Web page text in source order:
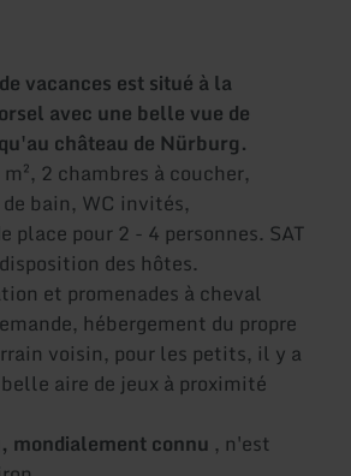
vacances est situé à la
avec une belle vue de
château de Nürburg.
2 chambres à coucher,
bain, WC invités,
place pour 2 - 4 personnes. SAT
des hôtes.
et promenades à cheval
hébergement du propre
voisin, pour les petits, il y a
aire de jeux à proximité
mondialement connu , n'est